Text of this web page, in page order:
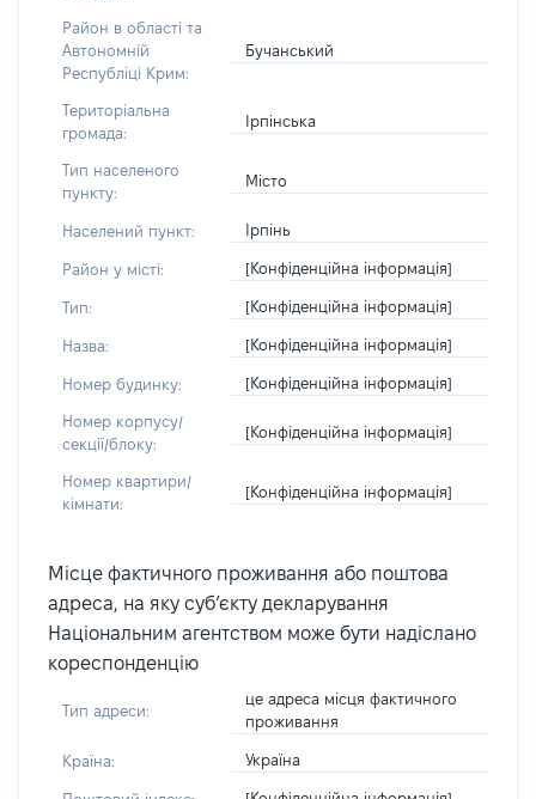
Район в області та
Автономній
Республіці Крим:
Бучанський
Територіальна
громада:
Ірпінська
Тип населеного
пункту:
Місто
Населений пункт: Ірпінь
Район у місті: [Конфіденційна інформація]
Тип: [Конфіденційна інформація]
Назва: [Конфіденційна інформація]
Номер будинку: [Конфіденційна інформація]
Номер корпусу/
секції/блоку:
[Конфіденційна інформація]
Номер квартири/
кімнати:
[Конфіденційна інформація]
Місце фактичного проживання або поштова
адреса, на яку суб’єкту декларування
Національним агентством може бути надіслано
кореспонденцію
Тип адреси:
це адреса місця фактичного
проживання
Країна: Україна